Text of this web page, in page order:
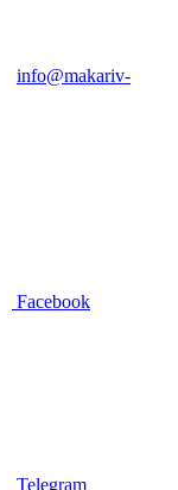
info@makariv-
Facebook
Telegram